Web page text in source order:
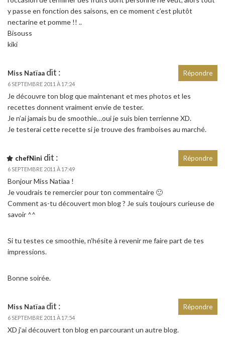
y passe en fonction des saisons, en ce moment c’est plutôt
nectarine et pomme !! ..
Bisouss
kiki
Miss Natïaa dit :
6 SEPTEMBRE 2011 À 17:24
Je découvre ton blog que maintenant et mes photos et les
recettes donnent vraiment envie de tester.
Je n’ai jamais bu de smoothie…oui je suis bien terrienne XD.
Je testerai cette recette si je trouve des framboises au marché.
Répondre
chefNini dit :
6 SEPTEMBRE 2011 À 17:49
Bonjour Miss Natïaa !
Je voudrais te remercier pour ton commentaire 🙂
Comment as-tu découvert mon blog ? Je suis toujours curieuse de
savoir ^^
Si tu testes ce smoothie, n’hésite à revenir me faire part de tes
impressions.
Bonne soirée.
Répondre
Miss Natïaa dit :
6 SEPTEMBRE 2011 À 17:54
XD j’ai découvert ton blog en parcourant un autre blog.
Répondre